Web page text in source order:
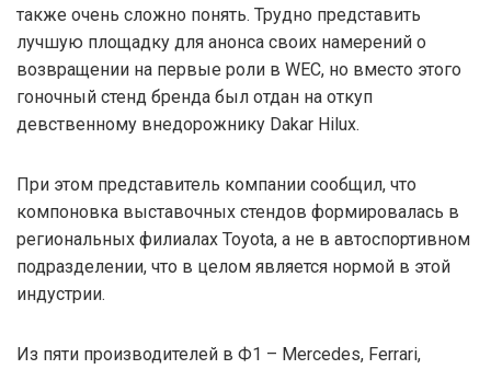
также очень сложно понять. Трудно представить
лучшую площадку для анонса своих намерений о
возвращении на первые роли в WEC, но вместо этого
гоночный стенд бренда был отдан на откуп
девственному внедорожнику Dakar Hilux.
При этом представитель компании сообщил, что
компоновка выставочных стендов формировалась в
региональных филиалах Toyota, а не в автоспортивном
подразделении, что в целом является нормой в этой
индустрии.
Из пяти производителей в Ф1 – Mercedes, Ferrari,